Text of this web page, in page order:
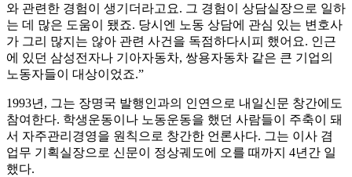
와 관련한 경험이 생기더라고요. 그 경험이 상담실장으로 일하
는 데 많은 도움이 됐죠. 당시엔 노동 상담에 관심 있는 변호사
가 그리 많지는 않아 관련 사건을 독점하다시피 했어요. 인근
에 있던 삼성전자나 기아자동차, 쌍용자동차 같은 큰 기업의
노동자들이 대상이었죠.”
1993년, 그는 장명국 발행인과의 인연으로 내일신문 창간에도
참여한다. 학생운동이나 노동운동을 했던 사람들이 주축이 돼
서 자주관리경영을 원칙으로 창간한 언론사다. 그는 이사 겸
업무 기획실장으로 신문이 정상궤도에 오를 때까지 4년간 일
했다.